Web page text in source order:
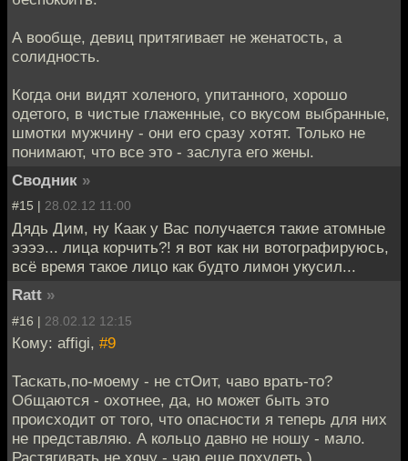
А вообще, девиц притягивает не женатость, а
солидность.
Когда они видят холеного, упитанного, хорошо
одетого, в чистые глаженные, со вкусом выбранные,
шмотки мужчину - они его сразу хотят. Только не
понимают, что все это - заслуга его жены.
Сводник »
#15 | 28.02.12 11:00
Дядь Дим, ну Каак у Вас получается такие атомные
ээээ... лица корчить?! я вот как ни вотографируюсь,
всё время такое лицо как будто лимон укусил...
Ratt »
#16 | 28.02.12 12:15
Кому: affigi, #9
Таскать,по-моему - не стОит, чаво врать-то?
Общаются - охотнее, да, но может быть это
происходит от того, что опасности я теперь для них
не представляю. А кольцо давно не ношу - мало.